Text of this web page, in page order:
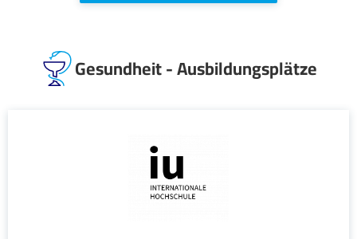
Gesundheit - Ausbildungsplätze